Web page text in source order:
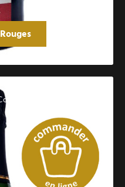
des vins pétillants